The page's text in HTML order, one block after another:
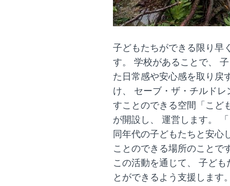
子どもたちができる限り早
す。 学校があることで、
た日常感や安心感を取り戻
け、 セーブ・ザ・チルド
すことのできる空間「こど
が開設し、 運営します。
同年代の子どもたちと安心
ことのできる場所のことで
この活動を通じて、 子ど
とができるよう支援します